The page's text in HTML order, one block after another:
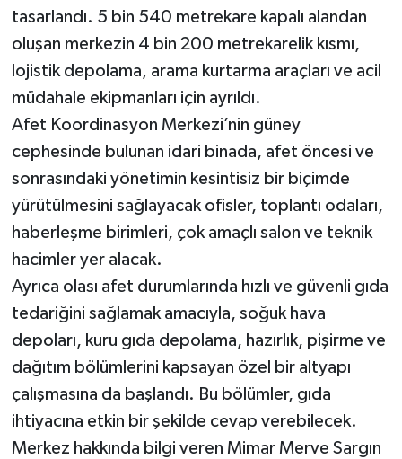
tasarlandı. 5 bin 540 metrekare kapalı alandan
oluşan merkezin 4 bin 200 metrekarelik kısmı,
lojistik depolama, arama kurtarma araçları ve acil
müdahale ekipmanları için ayrıldı.
Afet Koordinasyon Merkezi’nin güney
cephesinde bulunan idari binada, afet öncesi ve
sonrasındaki yönetimin kesintisiz bir biçimde
yürütülmesini sağlayacak ofisler, toplantı odaları,
haberleşme birimleri, çok amaçlı salon ve teknik
hacimler yer alacak.
Ayrıca olası afet durumlarında hızlı ve güvenli gıda
tedariğini sağlamak amacıyla, soğuk hava
depoları, kuru gıda depolama, hazırlık, pişirme ve
dağıtım bölümlerini kapsayan özel bir altyapı
çalışmasına da başlandı. Bu bölümler, gıda
ihtiyacına etkin bir şekilde cevap verebilecek.
Merkez hakkında bilgi veren Mimar Merve Sargın